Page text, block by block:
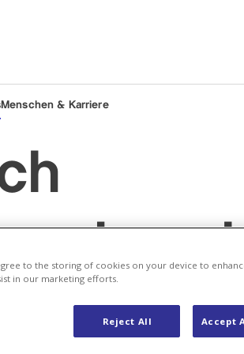
Menschen & Karriere
Netz
to the storing of cookies on your device to
in our marketing efforts.
Reject All Accept